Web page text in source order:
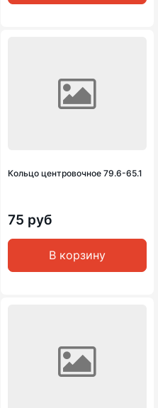
Кольцо центровочное 79.6-65.1
75 руб
В корзину